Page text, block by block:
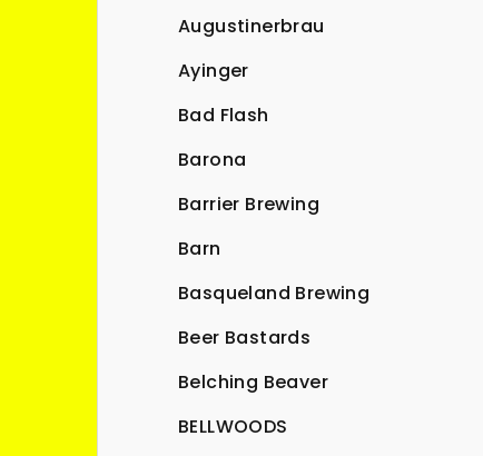
Augustinerbrau
Ayinger
Bad Flash
Barona
Barrier Brewing
Barn
Basqueland Brewing
Beer Bastards
Belching Beaver
BELLWOODS